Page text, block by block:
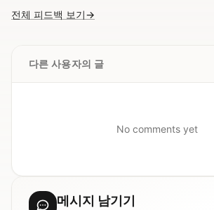
전체 피드백 보기→
다른 사용자의 글
No comments yet
메시지 남기기